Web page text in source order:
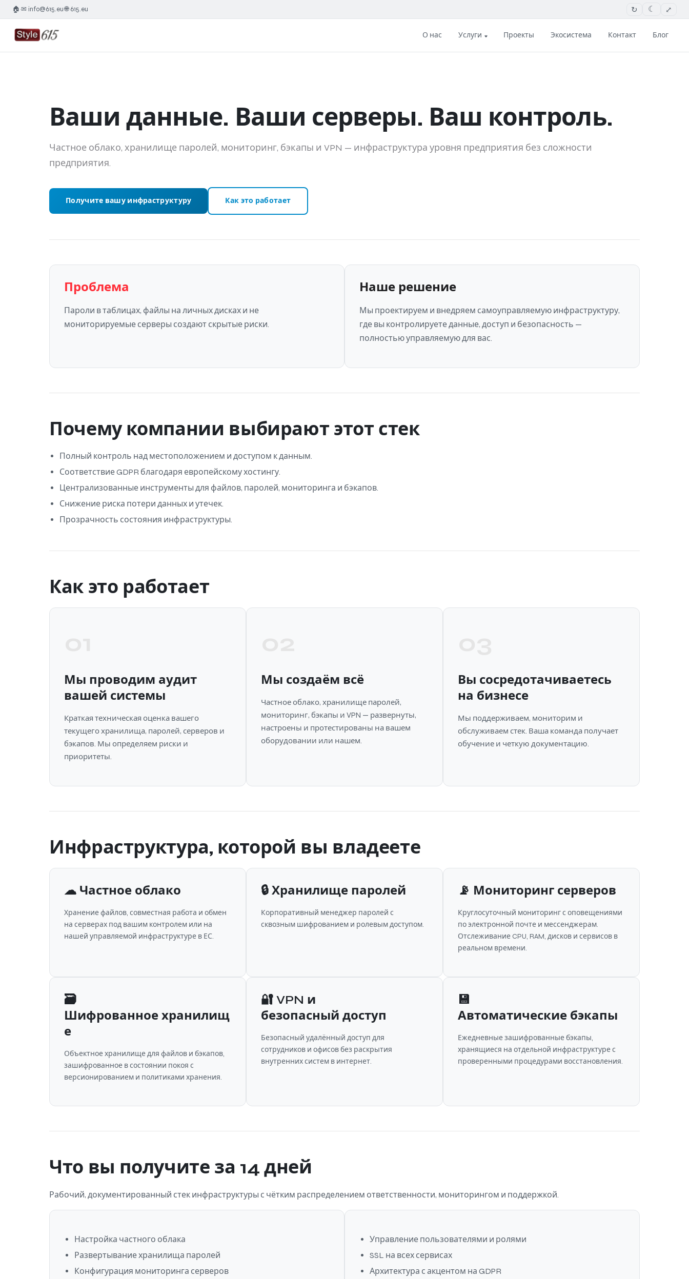
🏠·✉ info@615.eu·🌐 615.eu ↻ ☾ ⤢
О нас Услуги Проекты Экосистема Контакт Блог
Ваши данные. Ваши серверы. Ваш контроль.
Частное облако, хранилище паролей, мониторинг, бэкапы и VPN — инфраструктура уровня предприятия без сложности
предприятия.
Получите вашу инфраструктуру Как это работает
Проблема
Пароли в таблицах, файлы на личных дисках и не
мониторируемые серверы создают скрытые риски.
Наше решение
Мы проектируем и внедряем самоуправляемую инфраструктуру,
где вы контролируете данные, доступ и безопасность —
полностью управляемую для вас.
Почему компании выбирают этот стек
Полный контроль над местоположением и доступом к данным.
Соответствие GDPR благодаря европейскому хостингу.
Централизованные инструменты для файлов, паролей, мониторинга и бэкапов.
Снижение риска потери данных и утечек.
Прозрачность состояния инфраструктуры.
Как это работает
Мы проводим аудит
вашей системы
Краткая техническая оценка вашего
текущего хранилища, паролей, серверов и
бэкапов. Мы определяем риски и
приоритеты.
Мы создаём всё
Частное облако, хранилище паролей,
мониторинг, бэкапы и VPN — развернуты,
настроены и протестированы на вашем
оборудовании или нашем.
Вы сосредотачиваетесь
на бизнесе
Мы поддерживаем, мониторим и
обслуживаем стек. Ваша команда получает
обучение и четкую документацию.
Инфраструктура, которой вы владеете
☁ Частное облако
Хранение файлов, совместная работа и обмен
на серверах под вашим контролем или на
нашей управляемой инфраструктуре в ЕС.
🔒 Хранилище паролей
Корпоративный менеджер паролей с
сквозным шифрованием и ролевым доступом.
📡 Мониторинг серверов
Круглосуточный мониторинг с оповещениями
по электронной почте и мессенджерам.
Отслеживание CPU, RAM, дисков и сервисов в
реальном времени.
🗃
Шифрованное хранилищ
е
Объектное хранилище для файлов и бэкапов,
зашифрованное в состоянии покоя с
версионированием и политиками хранения.
🔐 VPN и
безопасный доступ
Безопасный удалённый доступ для
сотрудников и офисов без раскрытия
внутренних систем в интернет.
💾
Автоматические бэкапы
Ежедневные зашифрованные бэкапы,
хранящиеся на отдельной инфраструктуре с
проверенными процедурами восстановления.
Что вы получите за 14 дней
Рабочий, документированный стек инфраструктуры с чётким распределением ответственности, мониторингом и поддержкой.
Настройка частного облака
Развертывание хранилища паролей
Конфигурация мониторинга серверов
Управление пользователями и ролями
SSL на всех сервисах
Архитектура с акцентом на GDPR